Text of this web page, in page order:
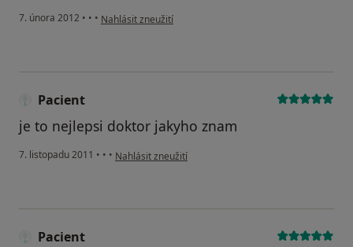
7. února 2012 • • • podle názoru uživatele Denis N.
Nahlásit zneužití
Pacient
je to nejlepsi doktor jakyho znam
7. listopadu 2011 • • • podle názoru uživatele Pacient
Nahlásit zneužití
Pacient